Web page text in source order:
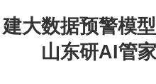
建大数据预警模
山东研AI管